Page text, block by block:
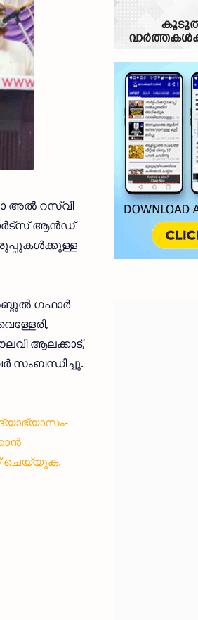
അല്‍ റസ്വി
ആന്‍ഡ്
ഗഫാര്‍
ആലക്കാട്,
സംബന്ധിച്ചു.
ചെയ്യുക.